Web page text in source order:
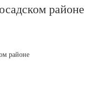
районе
районе